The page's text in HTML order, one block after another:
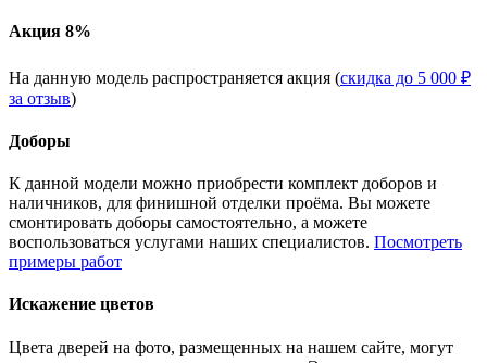
Акция 8%
На данную модель распространяется акция (скидка до 5 000 ₽
за отзыв)
Доборы
К данной модели можно приобрести комплект доборов и
наличников, для финишной отделки проёма. Вы можете
смонтировать доборы самостоятельно, а можете
воспользоваться услугами наших специалистов. Посмотреть
примеры работ
Искажение цветов
Цвета дверей на фото, размещенных на нашем сайте, могут